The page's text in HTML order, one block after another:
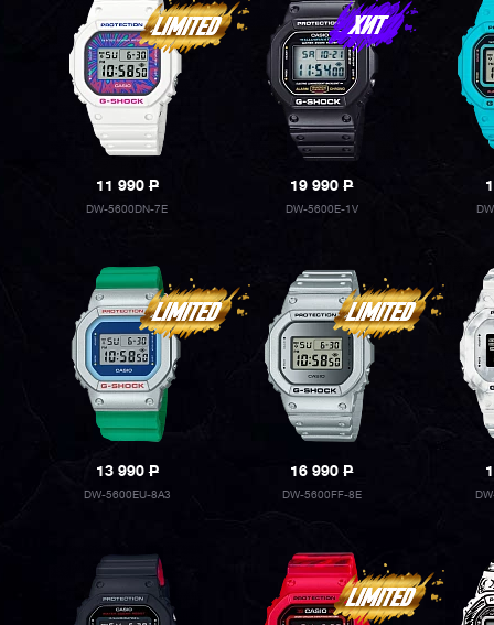
11 990P
DW-5600DN-7E
19 990P
DW-5600E-1V
13 990P
DW-5600EU-8A3
16 990P
DW-5600FF-8E